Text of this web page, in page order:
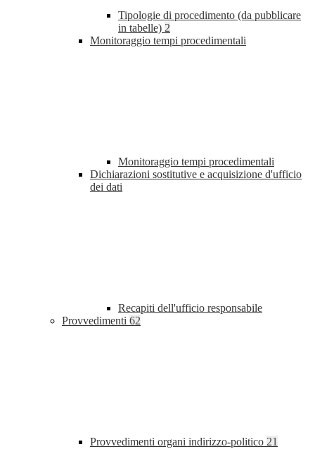
Tipologie di procedimento (da pubblicare
in tabelle) 2
Monitoraggio tempi procedimentali
Monitoraggio tempi procedimentali
Dichiarazioni sostitutive e acquisizione d'ufficio
dei dati
Recapiti dell'ufficio responsabile
Provvedimenti 62
Provvedimenti organi indirizzo-politico 21